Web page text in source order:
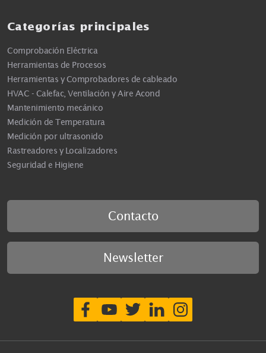
Categorías principales
Comprobación Eléctrica
Herramientas de Procesos
Herramientas y Comprobadores de cableado
HVAC - Calefac, Ventilación y Aire Acond
Mantenimiento mecánico
Medición de Temperatura
Medición por ultrasonido
Rastreadores y Localizadores
Seguridad e Higiene
Contacto
Newsletter